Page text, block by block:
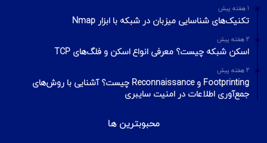
1 هفته پیش
تکنیک‌های شناسایی میزبان در شبکه با ابزار Nmap
2 هفته پیش
اسکن شبکه چیست؟ معرفی انواع اسکن و فلگ‌های TCP
2 هفته پیش
Footprinting و Reconnaissance چیست؟ آشنایی با روش‌های
جمع‌آوری اطلاعات در امنیت سایبری
محبوبترین ها